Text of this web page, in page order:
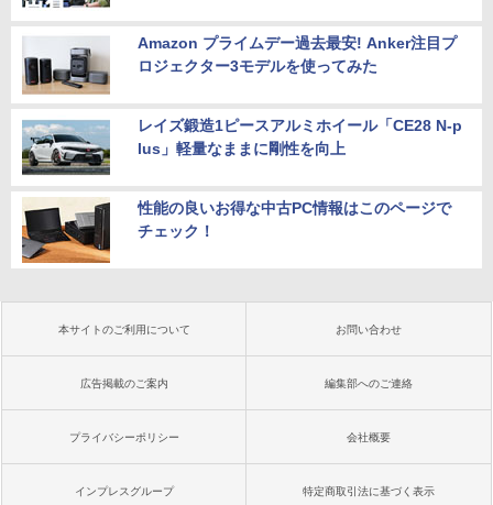
Amazon プライムデー過去最安! Anker注目プ
ロジェクター3モデルを使ってみた
レイズ鍛造1ピースアルミホイール「CE28 N-p
lus」軽量なままに剛性を向上
性能の良いお得な中古PC情報はこのページで
チェック！
本サイトのご利用について お問い合わせ
広告掲載のご案内 編集部へのご連絡
プライバシーポリシー 会社概要
インプレスグループ 特定商取引法に基づく表示